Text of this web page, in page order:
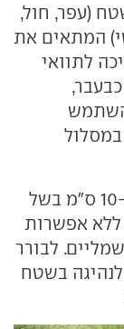
(עפר, חול,
המתאים את
לתוואי
לגרסה החשמלית מרווח גחון צנוע ב-10 ס"מ בשל
אפשרות
לבורר
בשטח